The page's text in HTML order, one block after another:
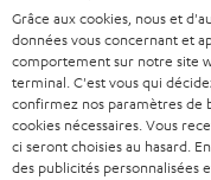
a
n
e
w
s
BARRES DE SON
STEREO
SMART HOME
BLUETOOTH
CARRIÈRE
PRESSE
B2B
ALLEMAGNE
AUTRICHE
SUISSE
Grâce aux cookies, nous et
données vous concernant et
comportement sur notre site
terminal. C'est vous qui
confirmez nos paramètres de
cookies nécessaires. Vous
ci seront choisies au hasard.
des publicités personnalisées